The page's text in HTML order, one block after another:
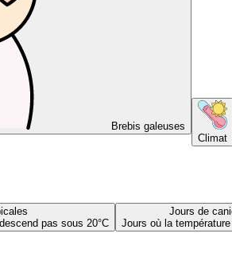
Brebis galeuses
Climat
pas sous 20°C
Jours de
Jours où la